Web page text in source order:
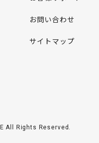
お問い合わせ
サイトマップ
All Rights Reserved.